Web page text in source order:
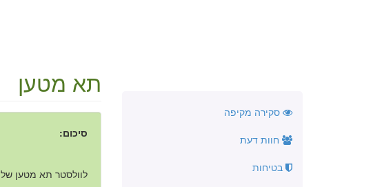
סקירה מקיפה
חוות דעת
בטיחות
תא מטען
סיכום:
לוולסטר תא מטען של 440 ליטרים הניתן להגדלה על ידי קיפול המושבים האחוריים.